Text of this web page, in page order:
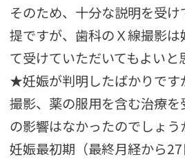
そのため、十分な説明を受
提ですが、歯科のＸ線撮影
て受けていただいてもよいと
★妊娠が判明したばかりです
撮影、薬の服用を含む治療
の影響はなかったのでしょう
妊娠最初期（最終月経から27